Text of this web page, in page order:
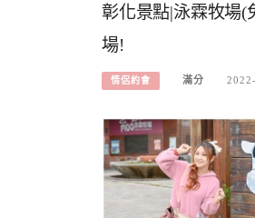
彰化景點|泳霖牧場(
場!
情侶約會 滿分